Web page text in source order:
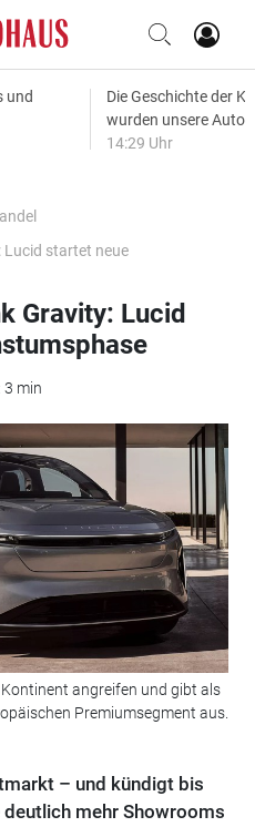
und
Die Geschichte der
wurden unsere
14:29 Uhr
Lucid startet neue
Gravity: Lucid
3 min
angreifen und gibt als
Premiumsegment aus.
– und kündigt bis
mehr Showrooms